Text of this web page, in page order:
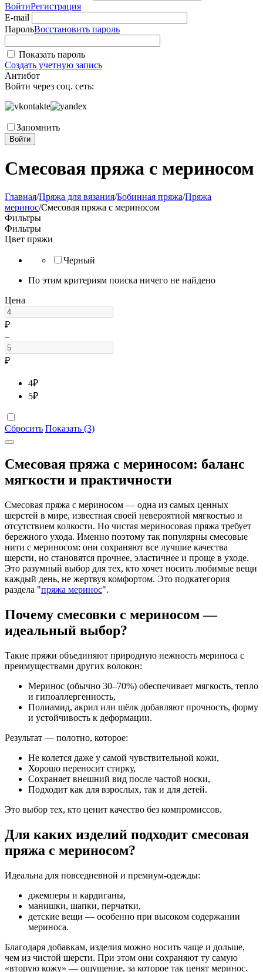
ВойтиРегистрация
E-mail
ПарольВосстановить пароль
Показать пароль
Создать учетную запись
Антибот
Войти через соц. сеть:
Запомнить
Войти
Смесовая пряжа с мериносом
Главная/Пряжа для вязания/Бобинная пряжа/Пряжа
меринос/Смесовая пряжа с мериносом
Фильтры
Фильтры
Цвет пряжи
Черный
По этим критериям поиска ничего не найдено
Цена
₽
–
₽
4₽
5₽
Сбросить Показать (3)
Смесовая пряжа с мериносом: баланс
мягкости и практичности
Смесовая пряжа с мериносом — одна из самых ценных
шерстей в мире, известная своей невероятной мягкостью и
отсутствием колкости. Но чистая мериносовая пряжа требует
бережного ухода. Именно поэтому так популярны смесовые
нити с мериносом: они сохраняют все лучшие качества
шерсти, но становятся прочнее, эластичнее и проще в уходе.
Это разумный выбор для тех, кто хочет носить любимые вещи
каждый день, не жертвуя комфортом. Это подкатегория
раздела "пряжа меринос".
Почему смесовки с мериносом —
идеальный выбор?
Такие пряжи объединяют природную нежность мериноса с
преимуществами других волокон:
Меринос (обычно 30–70%) обеспечивает мягкость, тепло
и гипоаллергенность,
Полиамид, акрил или шёлк добавляют прочность, форму
и устойчивость к деформации.
Результат — полотно, которое:
Не колется даже у самой чувствительной кожи,
Хорошо переносит стирку,
Сохраняет внешний вид после частой носки,
Подходит как для взрослых, так и для детей.
Это выбор тех, кто ценит качество без компромиссов.
Для каких изделий подходит смесовая
пряжа с мериносом?
Идеальна для повседневной и премиум-одежды:
джемперы и кардиганы,
манишки, шапки, перчатки,
детские вещи — особенно при высоком содержании
мериноса.
Благодаря добавкам, изделия можно носить чаще и дольше,
чем из чистой шерсти. При этом они сохраняют ту самую
«вторую кожу» — ощущение, за которое так ценят меринос.